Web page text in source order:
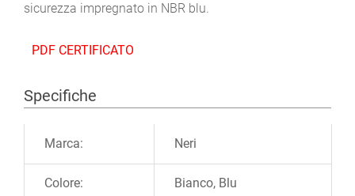
sicurezza impregnato in NBR blu.
PDF CERTIFICATO
Specifiche
Marca: Neri
Colore: Bianco, Blu